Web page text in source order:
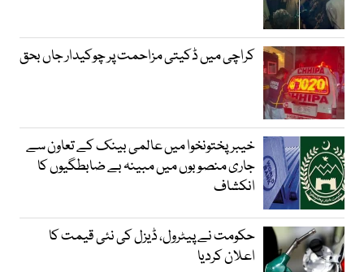
کراچی میں ڈکیتی مزاحمت پر چوکیدار جاں بحق
خیبرپختونخوا میں عالمی بینک کے تعاون سے
جاری منصوبوں میں مبینہ بے ضابطگیوں کا
انکشاف
حکومت نے پیٹرول، ڈیزل کی نئی قیمت کا
اعلان کردیا